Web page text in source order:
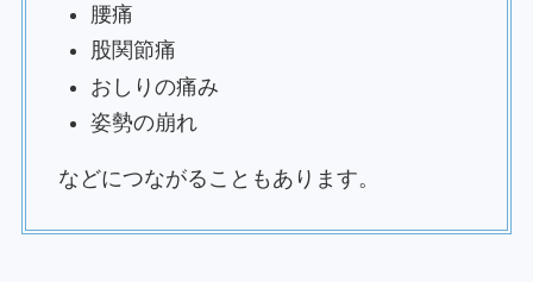
腰痛
股関節痛
おしりの痛み
姿勢の崩れ
などにつながることもあります。